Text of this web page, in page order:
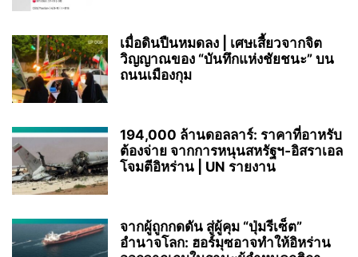
เมื่อดินปืนหมดลง | เศษเสี้ยวจากจิต
วิญญาณของ “บันทึกแห่งชัยชนะ” บน
ถนนเมืองกุม
194,000 ล้านดอลลาร์: ราคาที่อาหรับ
ต้องจ่าย จากการหนุนสหรัฐฯ‑อิสราเอล
โจมตีอิหร่าน | UN รายงาน
จากผู้ถูกกดดัน สู่ผู้คุม “ปุ่มรีเซ็ต”
อำนาจโลก: ฮอร์มุซอาจทำให้อิหร่าน